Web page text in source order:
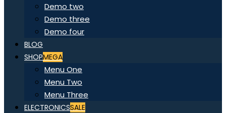
Demo two
Demo three
Demo four
BLOG
SHOPMEGA
Menu One
Menu Two
Menu Three
ELECTRONICSSALE